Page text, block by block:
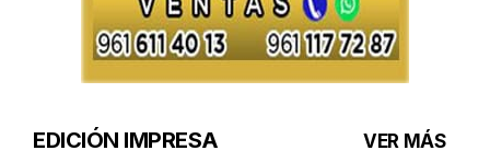
EDICIÓN IMPRESA VER MÁS